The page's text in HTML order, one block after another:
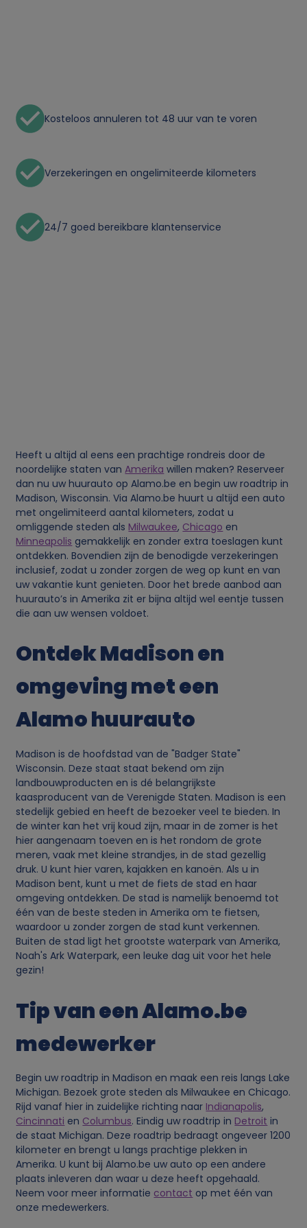
Kosteloos annuleren tot 48 uur van te voren
Verzekeringen en ongelimiteerde kilometers
24/7 goed bereikbare klantenservice
Heeft u altijd al eens een prachtige rondreis door de
noordelijke staten vanAmerika willen maken? Reserveer
dan nu uw huurauto op Alamo.be en begin uw roadtrip in
Madison, Wisconsin. Via Alamo.be huurt u altijd een auto
met ongelimiteerd aantal kilometers, zodat u
omliggende steden als Milwaukee, Chicago en
Minneapolis gemakkelijk en zonder extra toeslagen kunt
ontdekken. Bovendien zijn de benodigde verzekeringen
inclusief, zodat u zonder zorgen de weg op kunt en van
uw vakantie kunt genieten. Door het brede aanbod aan
huurauto’s in Amerika zit er bijna altijd wel eentje tussen
die aan uw wensen voldoet.
Ontdek Madison en
omgeving met een
Alamo huurauto
Madison is de hoofdstad van de "Badger State"
Wisconsin. Deze staat staat bekend om zijn
landbouwproducten en is dé belangrijkste
kaasproducent van de Verenigde Staten. Madison is een
stedelijk gebied en heeft de bezoeker veel te bieden. In
de winter kan het vrij koud zijn, maar in de zomer is het
hier aangenaam toeven en is het rondom de grote
meren, vaak met kleine strandjes, in de stad gezellig
druk. U kunt hier varen, kajakken en kanoën. Als u in
Madison bent, kunt u met de fiets de stad en haar
omgeving ontdekken. De stad is namelijk benoemd tot
één van de beste steden in Amerika om te fietsen,
waardoor u zonder zorgen de stad kunt verkennen.
Buiten de stad ligt het grootste waterpark van Amerika,
Noah's Ark Waterpark, een leuke dag uit voor het hele
gezin!
Tip van een Alamo.be
medewerker
Begin uw roadtrip in Madison en maak een reis langs Lake
Michigan. Bezoek grote steden als Milwaukee en Chicago.
Rijd vanaf hier in zuidelijke richting naar Indianapolis,
Cincinnati en Columbus. Eindig uw roadtrip in Detroit in
de staat Michigan. Deze roadtrip bedraagt ongeveer 1200
kilometer en brengt u langs prachtige plekken in
Amerika. U kunt bij Alamo.be uw auto op een andere
plaats inleveren dan waar u deze heeft opgehaald.
Neem voor meer informatie contact op met één van
onze medewerkers.
o
n
g
e
v
e
n
s
e
n
c
o
k
i
e
s